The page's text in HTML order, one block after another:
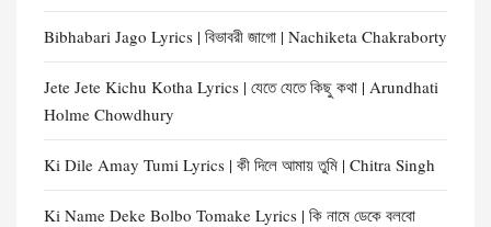
Bibhabari Jago Lyrics | বিভাবরী জাগো | Nachiketa Chakraborty
Jete Jete Kichu Kotha Lyrics | যেতে যেতে কিছু কথা | Arundhati
Holme Chowdhury
Ki Dile Amay Tumi Lyrics | কী দিলে আমায় তুমি | Chitra Singh
Ki Name Deke Bolbo Tomake Lyrics | কি নামে ডেকে বলবো